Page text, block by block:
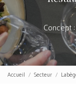
Concept
Accueil Secteur